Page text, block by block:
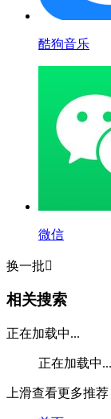
酷狗音乐
微信
换一批
相关搜索
正在加载中...
正在加载中...
上滑查看更多推荐